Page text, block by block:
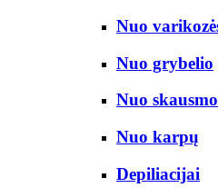
Nuo
Nuo grybelio
Nuo skausmo
Nuo karpų
Depiliacijai